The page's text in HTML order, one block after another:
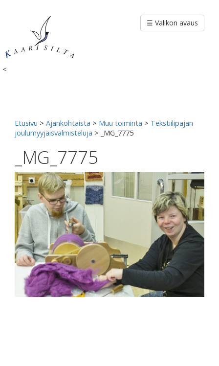
<
☰ Valikon avaus
Etusivu > Ajankohtaista > Muu toiminta > Tekstiilipajan
joulumyyjäisvalmisteluja > _MG_7775
_MG_7775